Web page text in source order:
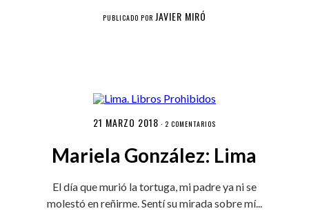
PUBLICADO POR JAVIER MIRÓ
21 MARZO 2018 · 2 COMENTARIOS
Mariela González: Lima
El día que murió la tortuga, mi padre ya ni se
molestó en reñirme. Sentí su mirada sobre mí...